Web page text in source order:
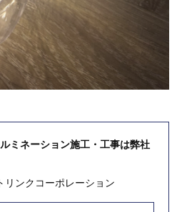
ミネーション施工・工事は弊社
リンクコーポレーション